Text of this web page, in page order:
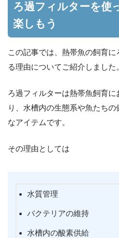
ろ過フィルターを使
楽しもう
この記事では、熱帯魚の飼育
る理由についてご紹介しました
ろ過フィルターは熱帯魚飼育
り、水槽内の生態系や魚たち
なアイテムです。
その理由としては
水質管理
バクテリアの維持
水槽内の酸素供給